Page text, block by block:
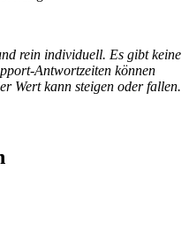
rein individuell. Es gibt keine
Antwortzeiten können
Wert kann steigen oder fallen.